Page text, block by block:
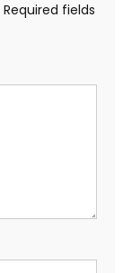
Required fields